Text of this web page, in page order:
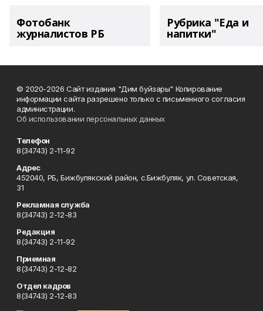
Фотобанк
журналистов РБ
Рубрика "Еда и
напитки"
© 2020-2026 Сайт издания "Дим буйзары" Копирование
информации сайта разрешено только с письменного согласия
администрации.
Об использовании персональных данных
Телефон
8(34743) 2-11-92
Адрес
452040, РБ, Бижбулякский район, с.Бижбуляк, ул. Советская,
31
Рекламная служба
8(34743) 2-12-83
Редакция
8(34743) 2-11-92
Приемная
8(34743) 2-12-82
Отдел кадров
8(34743) 2-12-83